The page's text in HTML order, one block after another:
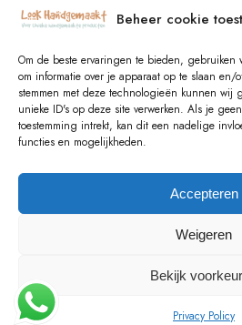
Beheer cookie
Om de beste ervaringen te bieden, gebruiken
om informatie over je apparaat op te slaan
stemmen met deze technologieën kunnen wij
unieke ID's op deze site verwerken. Als je
toestemming intrekt, kan dit een nadelige
functies en mogelijkheden.
Accepteren
Weigeren
Bekijk
Privacy Policy
CONTACT
Vragen of wensen? Neem
+31 (0)6 229 021 29
© 2023 , All Rights Reserved